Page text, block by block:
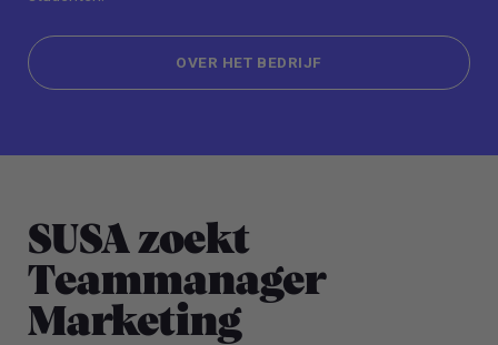
OVER HET BEDRIJF
SUSA zoekt
Teammanager
Marketing